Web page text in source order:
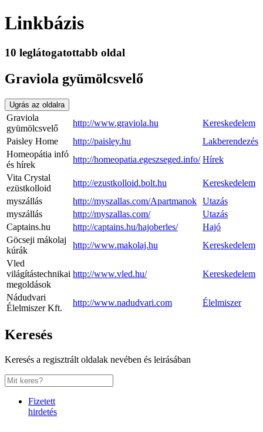
Linkbázis
10 leglátogatottabb oldal
Graviola gyümölcsvelő
Ugrás az oldalra
Graviola
gyümölcsvelő
http://www.graviola.hu
Kereskedelem
Paisley Home
http://paisley.hu
Lakberendezés
Homeopátia infó
és hírek
http://homeopatia.egeszseged.info/ Hírek
Vita Crystal
ezüstkolloid
http://ezustkolloid.bolt.hu
Kereskedelem
myszállás
http://myszallas.com/Apartmanok Utazás
myszállás
http://myszallas.com/
Utazás
Captains.hu
http://captains.hu/hajoberles/
Hajó
Göcseji mákolaj
kúrák
http://www.makolaj.hu
Kereskedelem
Vled
világítástechnikai
megoldások
http://www.vled.hu/ Kereskedelem
Nádudvari
Élelmiszer Kft.
http://www.nadudvari.com Élelmiszer
Keresés
Keresés a regisztrált oldalak nevében és leirásában
Fizetett
hirdetés